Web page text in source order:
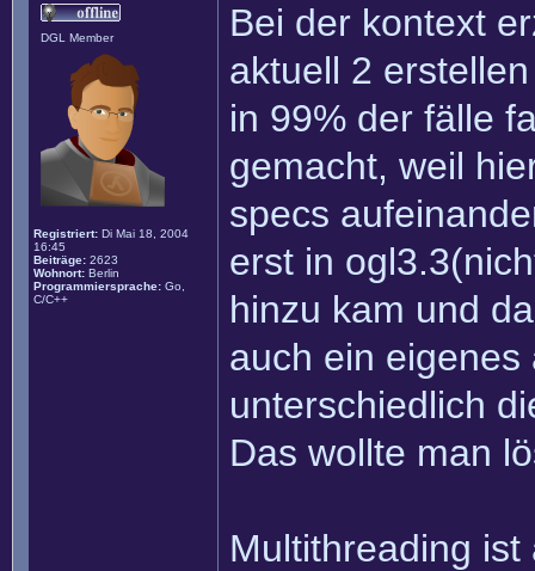
DGL Member
Registriert: Di Mai 18, 2004
16:45
Beiträge: 2623
Wohnort: Berlin
Programmiersprache: Go,
C/C++
Bei der kontext
aktuell 2
in 99% der fälle
gemacht, weil
specs
erst in
hinzu kam und
auch ein
unterschiedlich
Das wollte man
Multithreading